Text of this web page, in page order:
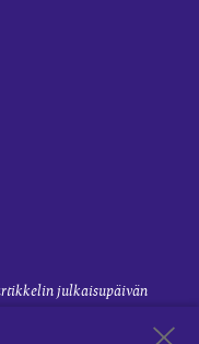
julkaisupäivän